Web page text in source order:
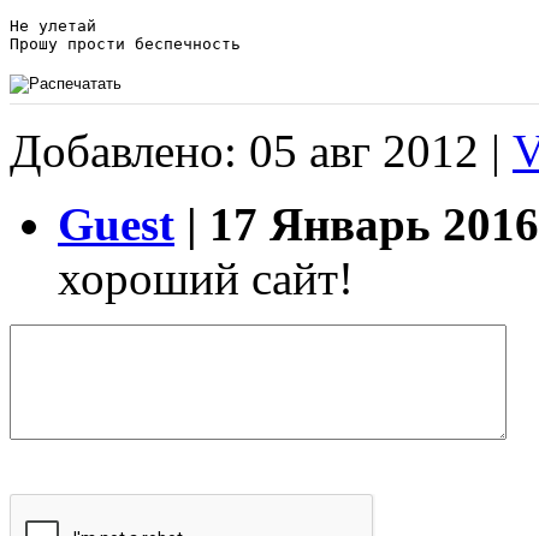
Не улетай
Прошу прости беспечность
Добавлено: 05 авг 2012 |
Guest | 17 Январь
хороший сайт!